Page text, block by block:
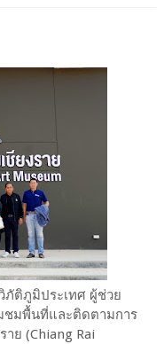
ติภูมิประเทศ ผู้ช่วย
ชมพื้นที่และติดตามการ
ย (Chiang Rai